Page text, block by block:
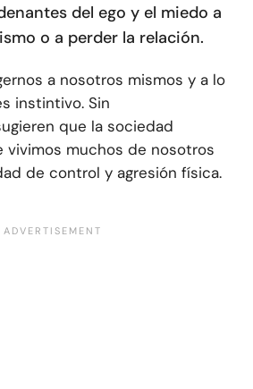
del ego y el miedo a
o a perder la relación.
a nosotros mismos y a lo
instintivo. Sin
que la sociedad
vivimos muchos de nosotros
de control y agresión física.